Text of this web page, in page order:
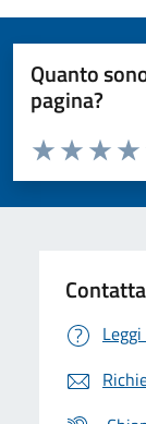
Quanto
pagina?
Valuta da 1 a 5
Valuta
Valuta 2
Valuta 1 stelle